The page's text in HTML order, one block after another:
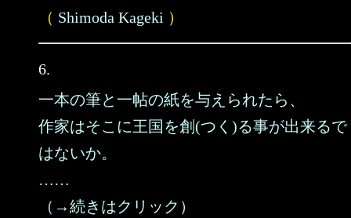
（ Shimoda Kageki ）
6.
一本の筆と一帖の紙を与えられたら、
作家はそこに王国を創(つく)る事が出来るで
はないか。
……
（→続きはクリック）